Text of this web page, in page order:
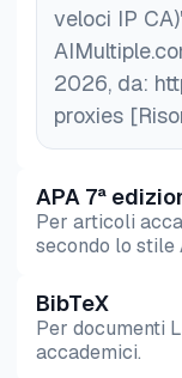
veloci IP
2026, da:
proxies
APA 7ª
Per articoli
secondo lo stile
Anteprima
BibTeX
Per documenti
accademici.